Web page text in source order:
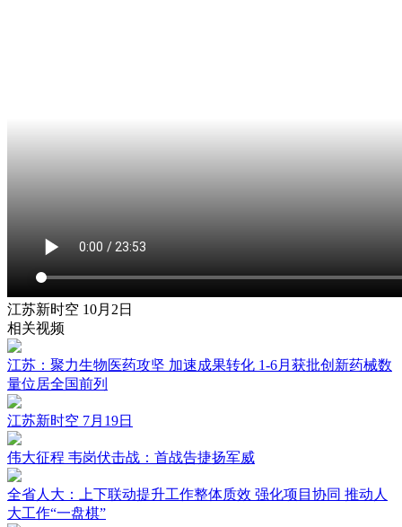
江苏新时空 10月2日
相关视频
江苏：聚力生物医药攻坚 加速成果转化 1-6月获批创新药械数
量位居全国前列
江苏新时空 7月19日
伟大征程 韦岗伏击战：首战告捷扬军威
全省人大：上下联动提升工作整体质效 强化项目协同 推动人
大工作“一盘棋”